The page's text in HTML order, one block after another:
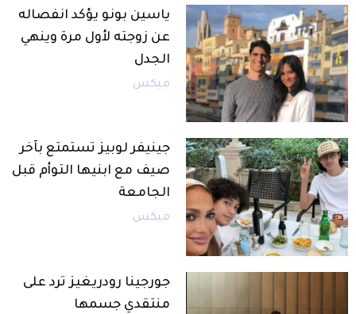
ياسين بونو يؤكد انفصاله
عن زوجته لأول مرة وينهي
الجدل
ميكس
جينيفر لوبيز تستمتع بآخر
صيف مع ابنيها التوأم قبل
الجامعة
ميكس
جورجينا رودريغيز ترد على
منتقدي جسمها